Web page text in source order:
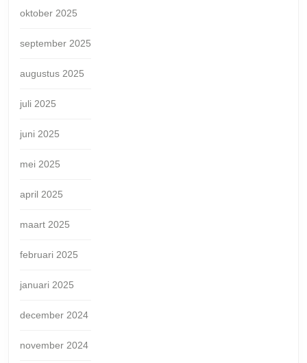
oktober 2025
september 2025
augustus 2025
juli 2025
juni 2025
mei 2025
april 2025
maart 2025
februari 2025
januari 2025
december 2024
november 2024